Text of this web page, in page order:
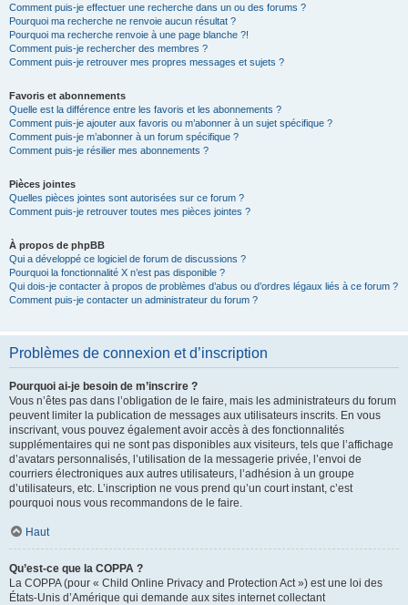
Comment puis-je effectuer une recherche dans un ou des forums ?
Pourquoi ma recherche ne renvoie aucun résultat ?
Pourquoi ma recherche renvoie à une page blanche ?!
Comment puis-je rechercher des membres ?
Comment puis-je retrouver mes propres messages et sujets ?
Favoris et abonnements
Quelle est la différence entre les favoris et les abonnements ?
Comment puis-je ajouter aux favoris ou m’abonner à un sujet spécifique ?
Comment puis-je m’abonner à un forum spécifique ?
Comment puis-je résilier mes abonnements ?
Pièces jointes
Quelles pièces jointes sont autorisées sur ce forum ?
Comment puis-je retrouver toutes mes pièces jointes ?
À propos de phpBB
Qui a développé ce logiciel de forum de discussions ?
Pourquoi la fonctionnalité X n’est pas disponible ?
Qui dois-je contacter à propos de problèmes d’abus ou d’ordres légaux liés à ce forum ?
Comment puis-je contacter un administrateur du forum ?
Problèmes de connexion et d’inscription
Pourquoi ai-je besoin de m’inscrire ?
Vous n’êtes pas dans l’obligation de le faire, mais les administrateurs du forum
peuvent limiter la publication de messages aux utilisateurs inscrits. En vous
inscrivant, vous pouvez également avoir accès à des fonctionnalités
supplémentaires qui ne sont pas disponibles aux visiteurs, tels que l’affichage
d’avatars personnalisés, l’utilisation de la messagerie privée, l’envoi de
courriers électroniques aux autres utilisateurs, l’adhésion à un groupe
d’utilisateurs, etc. L’inscription ne vous prend qu’un court instant, c’est
pourquoi nous vous recommandons de le faire.
Haut
Qu’est-ce que la COPPA ?
La COPPA (pour « Child Online Privacy and Protection Act ») est une loi des
États-Unis d’Amérique qui demande aux sites internet collectant